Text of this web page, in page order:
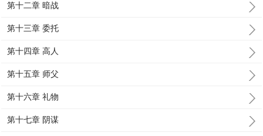
第十二章 暗战
第十三章 委托
第十四章 高人
第十五章 师父
第十六章 礼物
第十七章 阴谋